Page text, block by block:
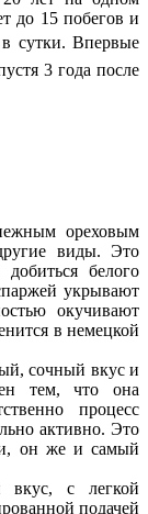
до 15 побегов и
сутки. Впервые
3 года после
ореховым
виды. Это
белого
укрывают
окучивают
в немецкой
сочный вкус и
тем, что она
процесс
активно. Это
он же и самый
вкус, с легкой
подачей